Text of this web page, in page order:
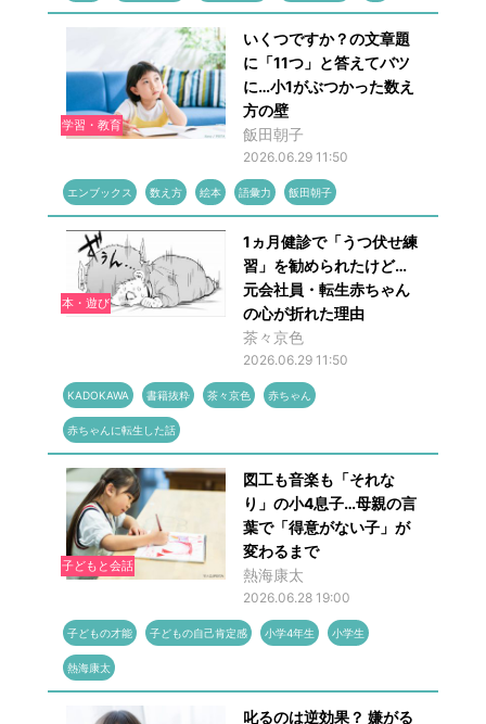
学習・教育
いくつですか？の文章題
に「11つ」と答えてバツ
に…小1がぶつかった数え
方の壁
飯田朝子
2026.06.29 11:50
エンブックス 数え方 絵本 語彙力 飯田朝子
本・遊び
1ヵ月健診で「うつ伏せ練
習」を勧められたけど…
元会社員・転生赤ちゃん
の心が折れた理由
茶々京色
2026.06.29 11:50
KADOKAWA 書籍抜粋 茶々京色 赤ちゃん
赤ちゃんに転生した話
子どもと会話
図工も音楽も「それな
り」の小4息子…母親の言
葉で「得意がない子」が
変わるまで
熱海康太
2026.06.28 19:00
子どもの才能 子どもの自己肯定感 小学4年生 小学生
熱海康太
叱るのは逆効果？ 嫌がる